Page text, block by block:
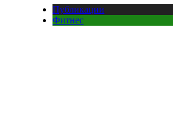
Публикации
Фитнес